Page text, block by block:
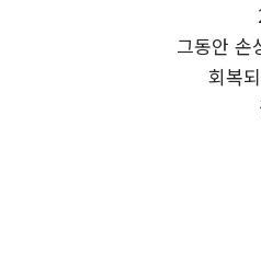
그동안 손
회복